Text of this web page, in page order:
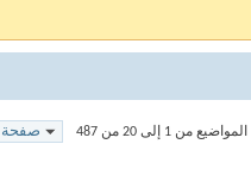
صفحة 1 من 25 من 1 إلى 20 من 487